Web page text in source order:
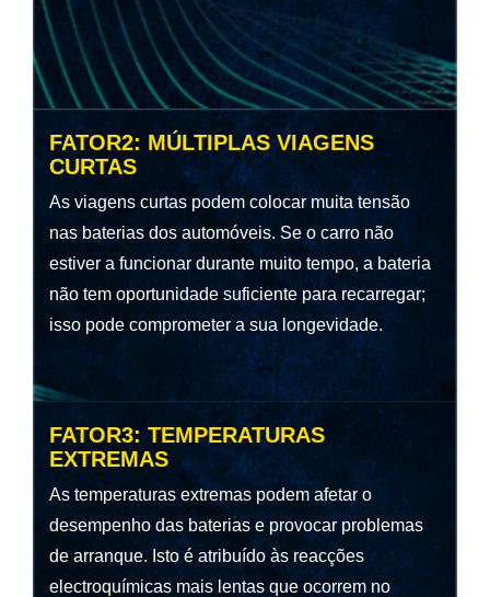
FATOR2: MÚLTIPLAS VIAGENS
CURTAS
As viagens curtas podem colocar muita tensão
nas baterias dos automóveis. Se o carro não
estiver a funcionar durante muito tempo, a bateria
não tem oportunidade suficiente para recarregar;
isso pode comprometer a sua longevidade.
FATOR3: TEMPERATURAS
EXTREMAS
As temperaturas extremas podem afetar o
desempenho das baterias e provocar problemas
de arranque. Isto é atribuído às reacções
electroquímicas mais lentas que ocorrem no